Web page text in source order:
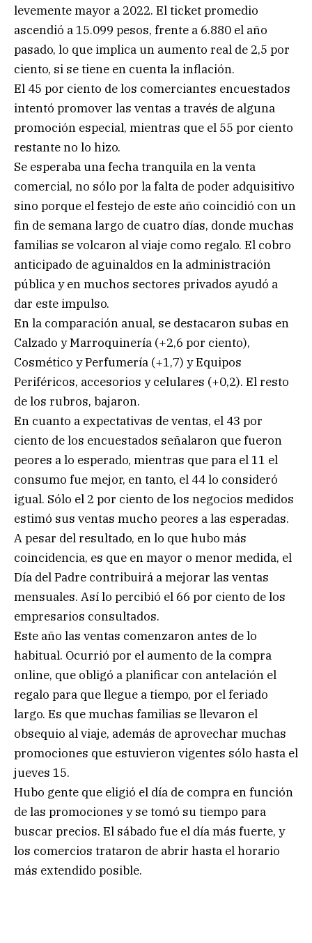
levemente mayor a 2022. El ticket promedio
ascendió a 15.099 pesos, frente a 6.880 el año
pasado, lo que implica un aumento real de 2,5 por
ciento, si se tiene en cuenta la inflación.
El 45 por ciento de los comerciantes encuestados
intentó promover las ventas a través de alguna
promoción especial, mientras que el 55 por ciento
restante no lo hizo.
Se esperaba una fecha tranquila en la venta
comercial, no sólo por la falta de poder adquisitivo
sino porque el festejo de este año coincidió con un
fin de semana largo de cuatro días, donde muchas
familias se volcaron al viaje como regalo. El cobro
anticipado de aguinaldos en la administración
pública y en muchos sectores privados ayudó a
dar este impulso.
En la comparación anual, se destacaron subas en
Calzado y Marroquinería (+2,6 por ciento),
Cosmético y Perfumería (+1,7) y Equipos
Periféricos, accesorios y celulares (+0,2). El resto
de los rubros, bajaron.
En cuanto a expectativas de ventas, el 43 por
ciento de los encuestados señalaron que fueron
peores a lo esperado, mientras que para el 11 el
consumo fue mejor, en tanto, el 44 lo consideró
igual. Sólo el 2 por ciento de los negocios medidos
estimó sus ventas mucho peores a las esperadas.
A pesar del resultado, en lo que hubo más
coincidencia, es que en mayor o menor medida, el
Día del Padre contribuirá a mejorar las ventas
mensuales. Así lo percibió el 66 por ciento de los
empresarios consultados.
Este año las ventas comenzaron antes de lo
habitual. Ocurrió por el aumento de la compra
online, que obligó a planificar con antelación el
regalo para que llegue a tiempo, por el feriado
largo. Es que muchas familias se llevaron el
obsequio al viaje, además de aprovechar muchas
promociones que estuvieron vigentes sólo hasta el
jueves 15.
Hubo gente que eligió el día de compra en función
de las promociones y se tomó su tiempo para
buscar precios. El sábado fue el día más fuerte, y
los comercios trataron de abrir hasta el horario
más extendido posible.